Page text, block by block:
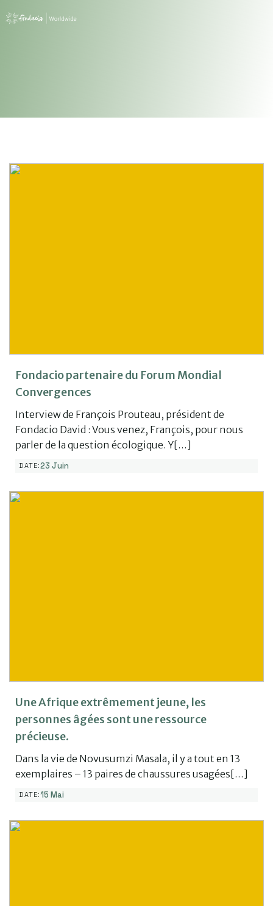
Fondacio partenaire du Forum Mondial
Convergences
Interview de François Prouteau, président de
Fondacio David : Vous venez, François, pour nous
parler de la question écologique. Y[…]
DATE:23 Juin
Une Afrique extrêmement jeune, les
personnes âgées sont une ressource
précieuse.
Dans la vie de Novusumzi Masala, il y a tout en 13
exemplaires – 13 paires de chaussures usagées[…]
DATE:15 Mai